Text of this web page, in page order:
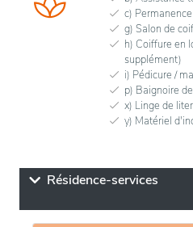
c)
g) Salon de
h) Coiffure en
supplément)
i) Pédicure /
p) Baignoire
x) Linge de
y) Matériel
Résidence-services